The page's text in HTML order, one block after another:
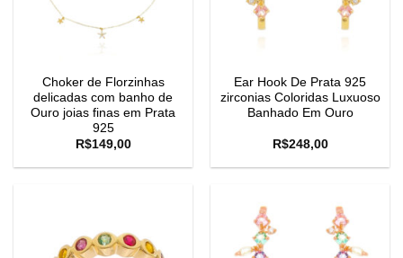
Choker de Florzinhas
delicadas com banho de
Ouro joias finas em Prata
925
R$149,00
Ear Hook De Prata 925
zirconias Coloridas Luxuoso
Banhado Em Ouro
R$248,00